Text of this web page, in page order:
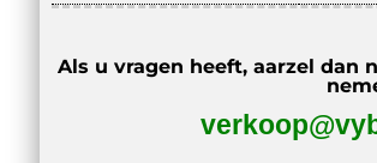
Als u vragen heeft, aarzel dan